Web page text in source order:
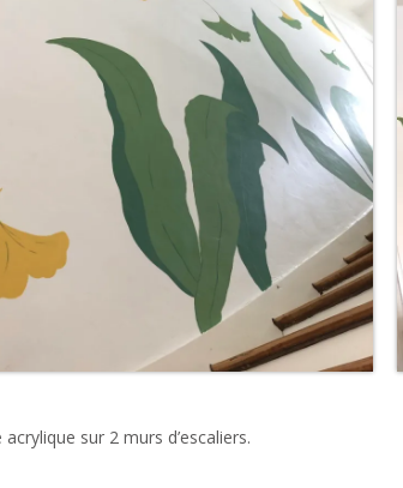
sur 2 murs d’escaliers.